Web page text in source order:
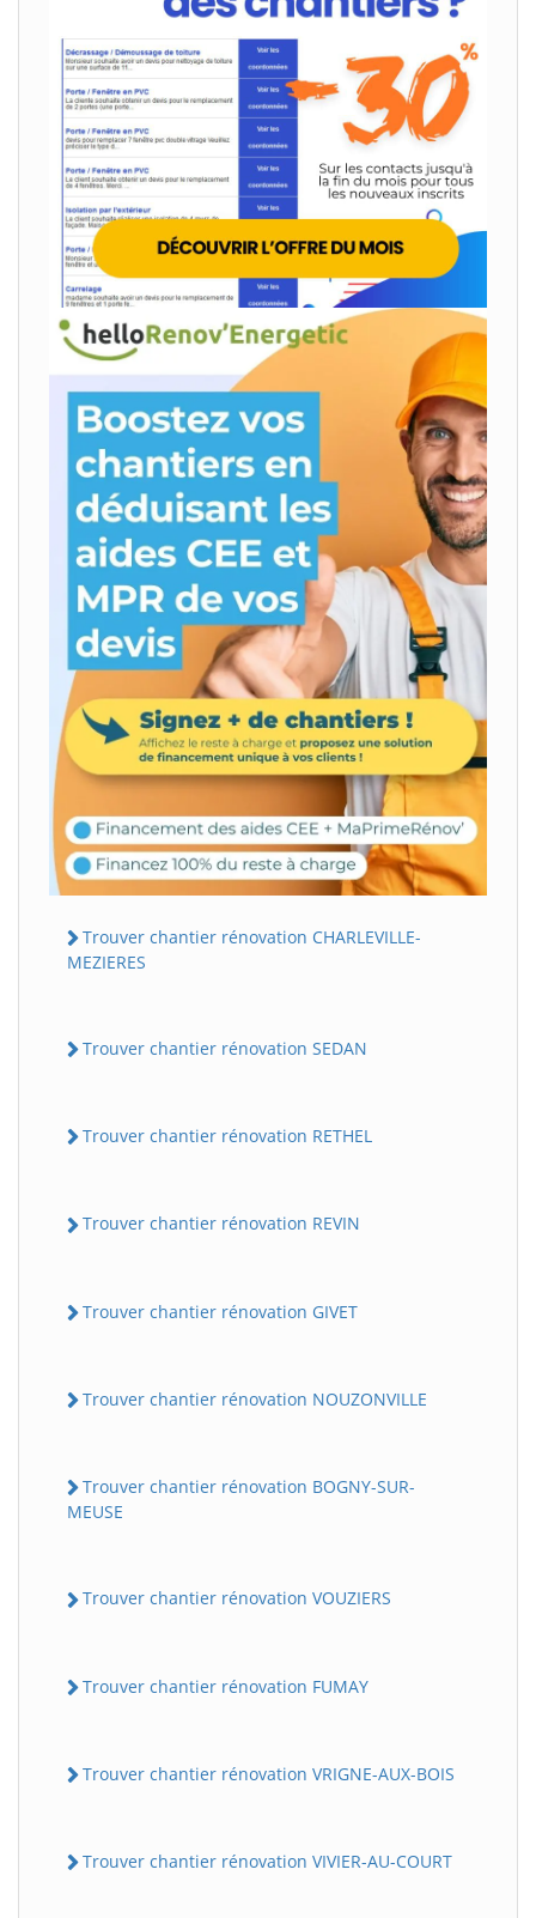
Trouver chantier rénovation CHARLEVILLE-
MEZIERES
Trouver chantier rénovation SEDAN
Trouver chantier rénovation RETHEL
Trouver chantier rénovation REVIN
Trouver chantier rénovation GIVET
Trouver chantier rénovation NOUZONVILLE
Trouver chantier rénovation BOGNY-SUR-
MEUSE
Trouver chantier rénovation VOUZIERS
Trouver chantier rénovation FUMAY
Trouver chantier rénovation VRIGNE-AUX-BOIS
Trouver chantier rénovation VIVIER-AU-COURT